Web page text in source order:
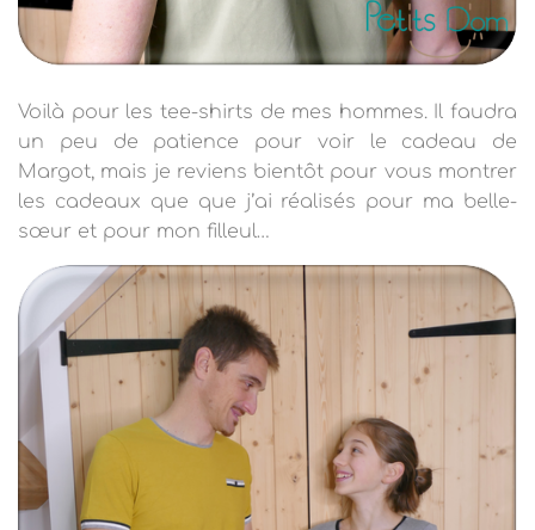
Voilà pour les tee-shirts de mes hommes. Il faudra
un peu de patience pour voir le cadeau de
Margot, mais je reviens bientôt pour vous montrer
les cadeaux que que j’ai réalisés pour ma belle-
sœur et pour mon filleul…